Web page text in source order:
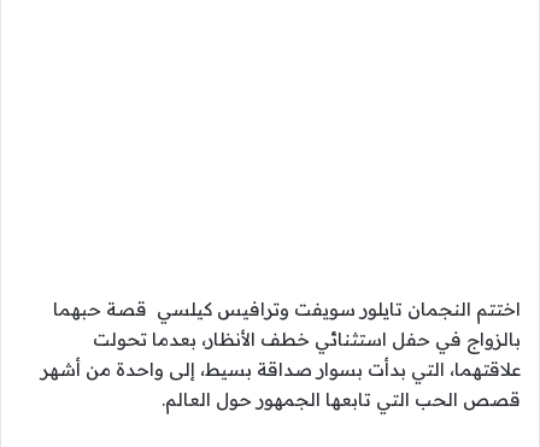
اختتم النجمان تايلور سويفت وترافيس كيلسي قصة حبهما
بالزواج في حفل استثنائي خطف الأنظار، بعدما تحولت
علاقتهما، التي بدأت بسوار صداقة بسيط، إلى واحدة من أشهر
قصص الحب التي تابعها الجمهور حول العالم.